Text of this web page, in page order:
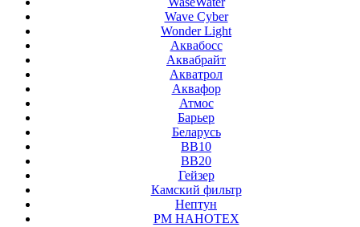
Wave Cyber
Wonder Light
Аквабосс
Аквабрайт
Акватрол
Аквафор
Атмос
Барьер
Беларусь
ВВ10
ВВ20
Гейзер
Камский фильтр
Нептун
РМ НАНОТЕХ